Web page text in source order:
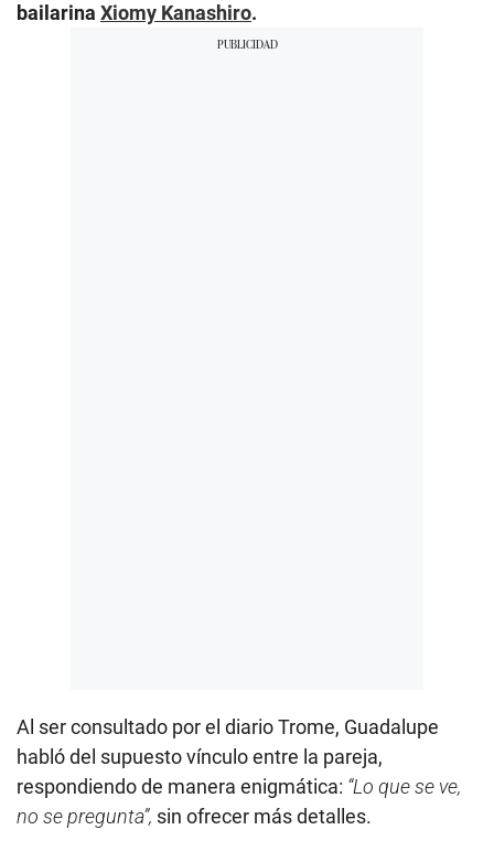
bailarina Xiomy Kanashiro.
Al ser consultado por el diario Trome, Guadalupe
habló del supuesto vínculo entre la pareja,
respondiendo de manera enigmática: “Lo que se ve,
no se pregunta”, sin ofrecer más detalles.